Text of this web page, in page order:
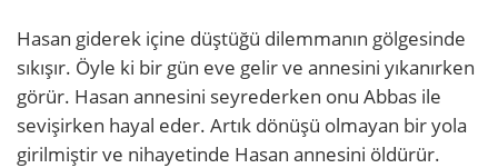
Hasan giderek içine düştüğü dilemmanın gölgesinde
sıkışır. Öyle ki bir gün eve gelir ve annesini yıkanırken
görür. Hasan annesini seyrederken onu Abbas ile
sevişirken hayal eder. Artık dönüşü olmayan bir yola
girilmiştir ve nihayetinde Hasan annesini öldürür.